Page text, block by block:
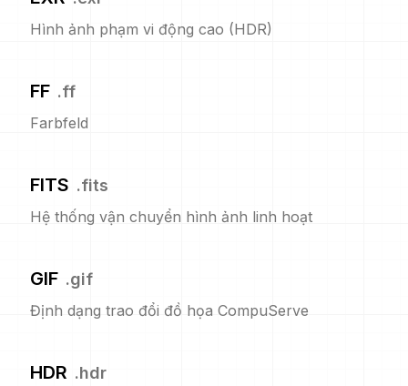
Hình ảnh phạm vi động cao (HDR)
FF .ff
Farbfeld
FITS .fits
Hệ thống vận chuyển hình ảnh linh hoạt
GIF .gif
Định dạng trao đổi đồ họa CompuServe
HDR .hdr